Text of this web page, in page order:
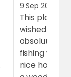
9 Sep 2025
This place
wished for.
absolutely
fishing with
nice host